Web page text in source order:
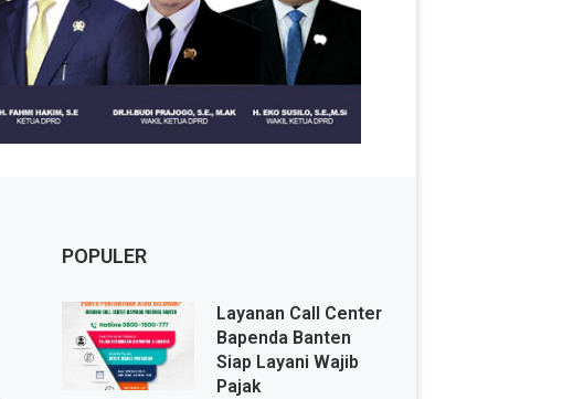
POPULER
Layanan Call Center
Bapenda Banten
Siap Layani Wajib
Pajak